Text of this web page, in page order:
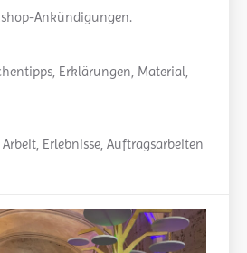
Ankündigungen.
Erklärungen, Material,
Erlebnisse, Auftragsarbeiten